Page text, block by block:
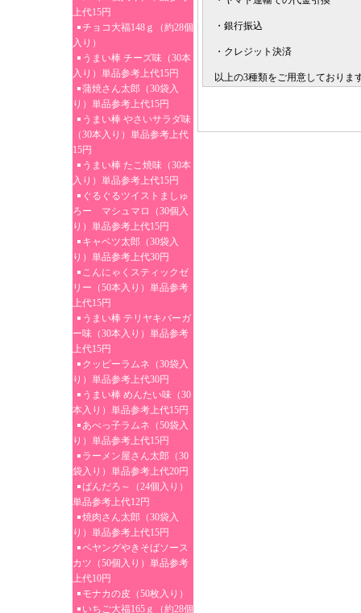
上代15円
チョコ大福148ｇ（約28個
入り）
うまい棒 チーズ味（30本
入り）単品参考上代15円
蒲焼さん太郎（30袋入
り）単品参考上代15円
うまい棒 やさいサラダ味
（30本入り）単品参考上代
15円
うまい棒 たこ焼味（30本
入り）単品参考上代15円
ぐるぐるツイストましゅ
ろー マシュマロ（30個入
り）単品参考上代15円
キャベツ太郎（30袋入
り）単品参考上代30円
こんにゃくスティックゼ
リー（50本入り）単品参考
上代15円
うまい棒 テリヤキバーガ
ー味（30本入り）単品参考
上代15円
クッピーラムネ（30袋入
り）単品参考上代30円
うまい棒 めんたい味（30
本入り）単品参考上代15円
あべっ子ラムネ（50袋入
り）単品参考上代15円
ラーメン屋さん太郎（30
袋入り）単品参考上代20円
ぱんだろ～（24個入り）
単品参考上代12円
焼肉さん太郎（30袋入
り）単品参考上代15円
ペヤングやきそばソース
カツ（50個入り）単品参考
上代10円
モナカの皮（50枚入り）
いちご大福165ｇ（約28個
・銀行振込
・クレジット決済
以上の3種類をご用意しておりま